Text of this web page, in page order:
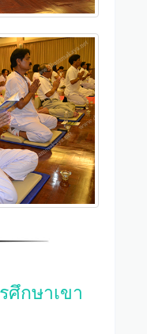
ศึกษาเขา